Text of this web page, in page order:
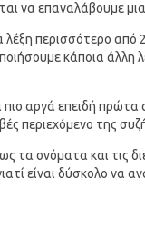
να επαναλάβουμε
περισσότερο από
κάποια άλλη
αργά επειδή πρώτα
περιεχόμενο της
τα ονόματα και τις
είναι δύσκολο να